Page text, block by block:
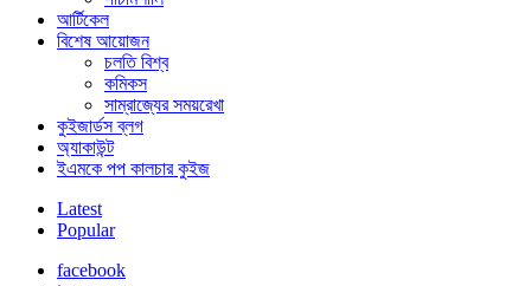
আর্টিকেল
বিশেষ আয়োজন
চলতি বিশ্ব
কমিকস
সাম্রাজ্যের সময়রেখা
কুইজার্ডস ব্লগ
অ্যাকাউন্ট
ইএমকে পপ কালচার কুইজ
Latest
Popular
facebook